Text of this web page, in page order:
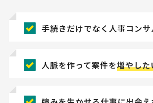
手続きだけでなく人事コンサ
人脈を作って案件を増やした